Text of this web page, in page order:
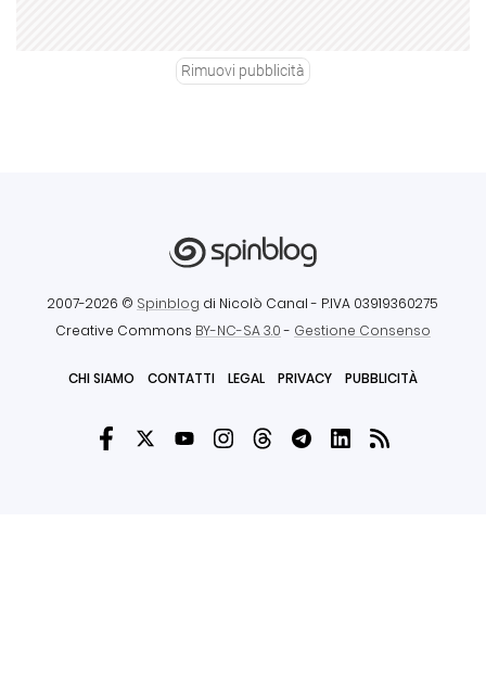
Rimuovi pubblicità
2007-2026 © Spinblog di Nicolò Canal - P.IVA 03919360275
Creative Commons BY-NC-SA 3.0- Gestione Consenso
CHI SIAMO CONTATTI LEGAL PRIVACY PUBBLICITÀ